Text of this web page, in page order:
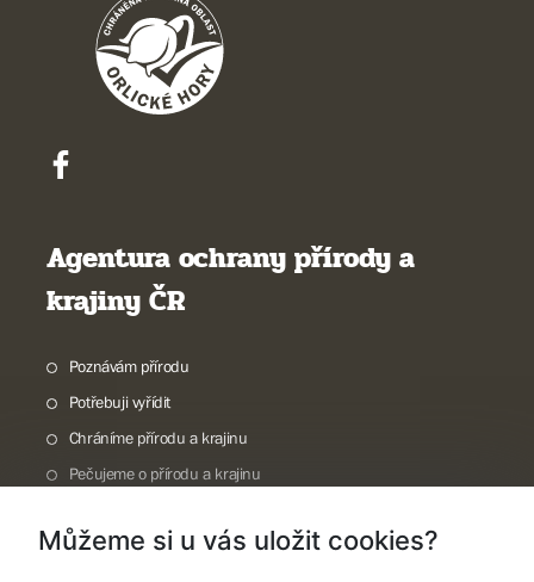
Agentura ochrany přírody a
krajiny ČR
Poznávám přírodu
Potřebuji vyřídit
Chráníme přírodu a krajinu
Pečujeme o přírodu a krajinu
O nás
Můžeme si u vás uložit cookies?